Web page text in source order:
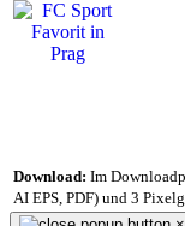
Download: Im
AI EPS, PDF) und 3